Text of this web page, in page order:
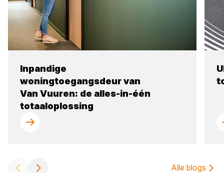
Inpandige
woningtoegangsdeur van
Van Vuuren: de alles-in-één
totaaloplossing
Alle blogs